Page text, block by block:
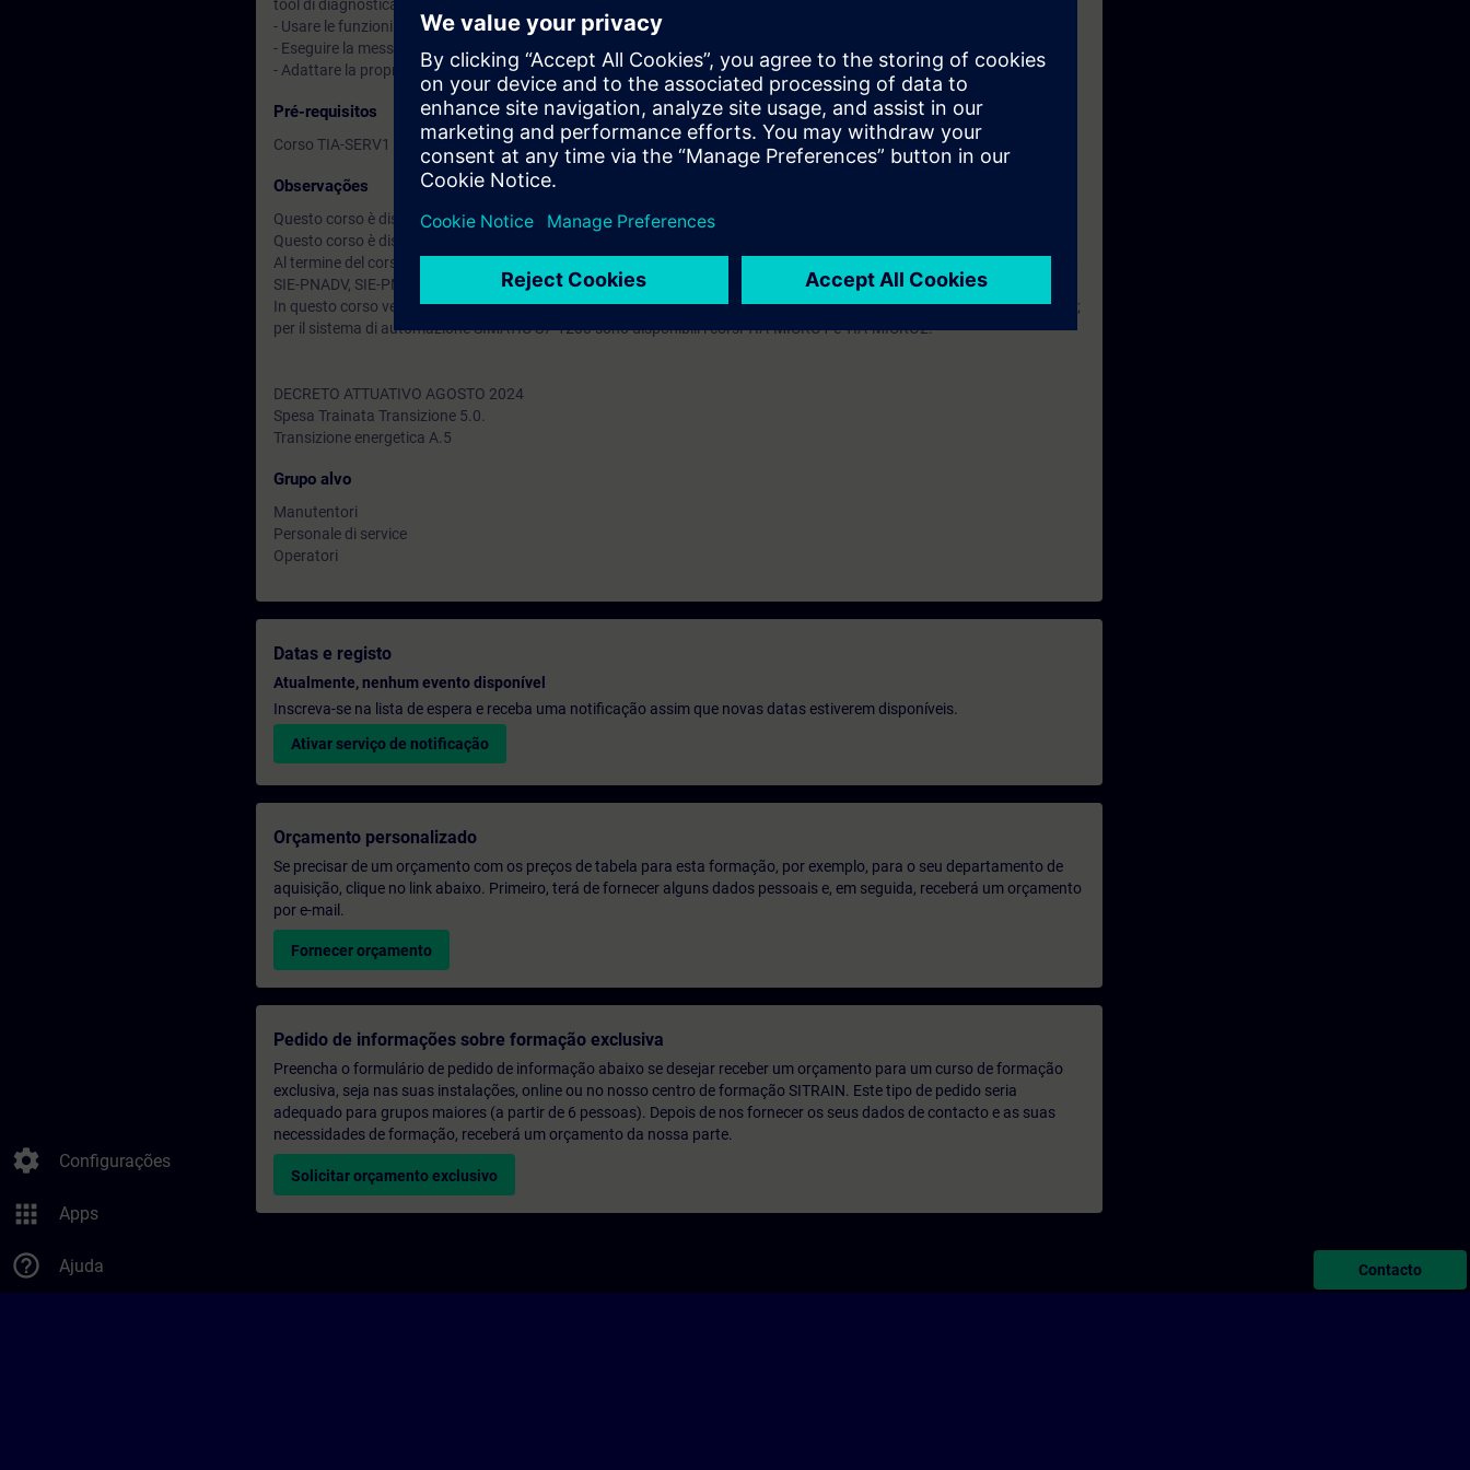
settings Configurações
apps Apps
help_outline Ajuda
tool di diagnostica integrati in TIA Portal
- Usare le funzioni di test nel linguaggio di controllo strutturato (SCL)
- Eseguire la messa in servizio specifica dei componenti TIA
- Adattare la propria configurazione SIMATIC WinCC alle nuove esigenze mediante piccole modifiche o ampliamenti
Pré-requisitos
Corso TIA-SERV1 o equivalenti conoscenze base dei sistemi di automazione.
Observações
Questo corso è disponibile anche in modalità Virtual Classroom.
Questo corso è disponibile anche come corso serale: TIA-SERV2/S.
Al termine del corso puoi approfondire gli argomenti trattati tramite il nostro
SIE-PNADV, SIE-PNDIAG.
In questo corso vengono utilizzati il sistema di automazione SIMATIC S7-1500 e il software SIMATIC STEP 7 (TIA Portal);
per il sistema di automazione SIMATIC S7-1200 sono disponibili i corsi TIA-MICRO1 e TIA-MICRO2.
DECRETO ATTUATIVO AGOSTO 2024
Spesa Trainata Transizione 5.0.
Transizione energetica A.5
Grupo alvo
Manutentori
Personale di service
Operatori
Datas e registo
Atualmente, nenhum evento disponível
Inscreva-se na lista de espera e receba uma notificação assim que novas datas estiverem disponíveis.
Ativar serviço de notificação
Orçamento personalizado
Se precisar de um orçamento com os preços de tabela para esta formação, por exemplo, para o seu departamento de
aquisição, clique no link abaixo. Primeiro, terá de fornecer alguns dados pessoais e, em seguida, receberá um orçamento
por e-mail.
Fornecer orçamento
Pedido de informações sobre formação exclusiva
Preencha o formulário de pedido de informação abaixo se desejar receber um orçamento para um curso de formação
exclusiva, seja nas suas instalações, online ou no nosso centro de formação SITRAIN. Este tipo de pedido seria
adequado para grupos maiores (a partir de 6 pessoas). Depois de nos fornecer os seus dados de contacto e as suas
necessidades de formação, receberá um orçamento da nossa parte.
Solicitar orçamento exclusivo
Contacto